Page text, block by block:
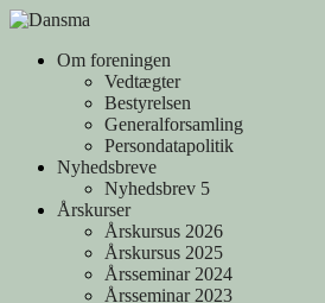
Skip
contentOm foreningen
Vedtægter
Bestyrelsen
Generalforsamling
Persondatapolitik
Nyhedsbreve
Nyhedsbrev 5
Årskurser
Årskursus 2026
Årskursus 2025
Årsseminar 2024
Årsseminar 2023